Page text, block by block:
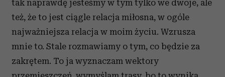
tak naprawdę jesteśmy w tym tylko we dwoje, ale
też, że to jest ciągle relacja miłosna, w ogóle
najważniejsza relacja w moim życiu. Wzrusza
mnie to. Stale rozmawiamy o tym, co będzie za
zakrętem. To ja wyznaczam wektory